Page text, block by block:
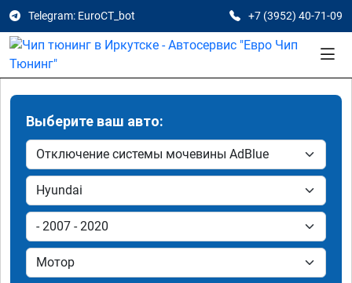
Telegram: EuroCT_bot +7 (3952) 40-71-09
Выберите ваш авто: